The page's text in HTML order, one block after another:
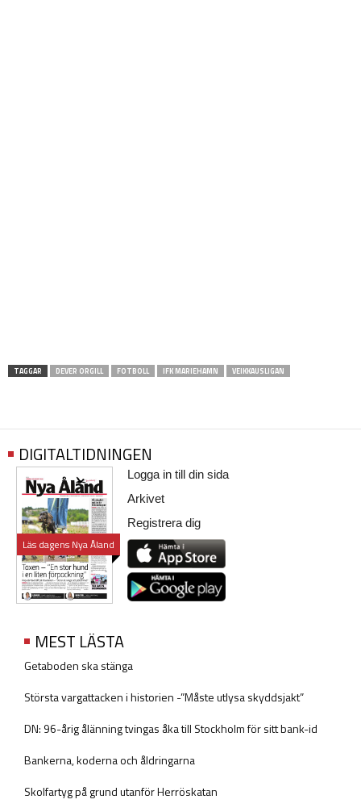
TAGGAR DEVER ORGILL FOTBOLL IFK MARIEHAMN VEIKKAUSLIGAN
DIGITALTIDNINGEN
Läs dagens Nya Åland
Logga in till din sida
Arkivet
Registrera dig
MEST LÄSTA
Getaboden ska stänga
Största vargattacken i historien -”Måste utlysa skyddsjakt”
DN: 96-årig ålänning tvingas åka till Stockholm för sitt bank-id
Bankerna, koderna och åldringarna
Skolfartyg på grund utanför Herröskatan